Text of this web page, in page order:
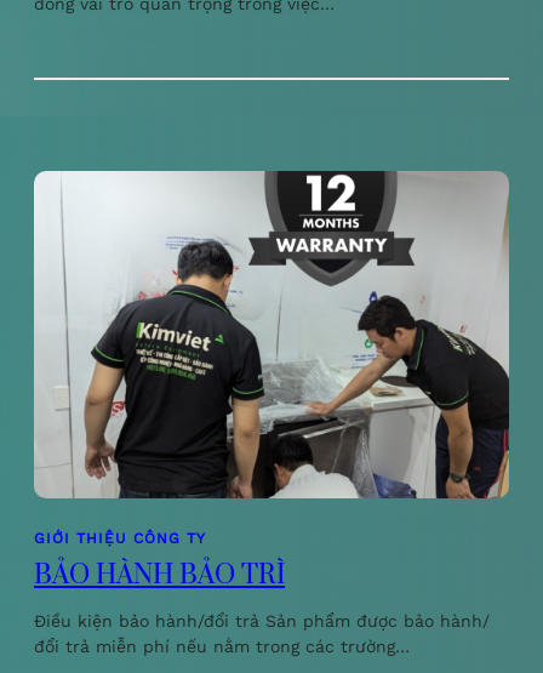
GIỚI THIỆU CÔNG TY
BẢO HÀNH BẢO TRÌ
Điều kiện bảo hành/đổi trả Sản phẩm được bảo hành/
đổi trả miễn phí nếu nằm trong các trường…